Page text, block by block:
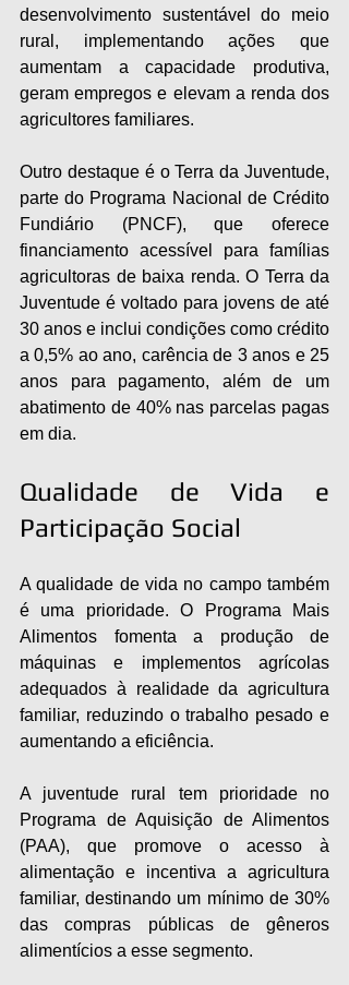
desenvolvimento sustentável do meio
rural, implementando ações que
aumentam a capacidade produtiva,
geram empregos e elevam a renda dos
agricultores familiares.
Outro destaque é o Terra da Juventude,
parte do Programa Nacional de Crédito
Fundiário (PNCF), que oferece
financiamento acessível para famílias
agricultoras de baixa renda. O Terra da
Juventude é voltado para jovens de até
30 anos e inclui condições como crédito
a 0,5% ao ano, carência de 3 anos e 25
anos para pagamento, além de um
abatimento de 40% nas parcelas pagas
em dia.
Qualidade de Vida e
Participação Social
A qualidade de vida no campo também
é uma prioridade. O Programa Mais
Alimentos fomenta a produção de
máquinas e implementos agrícolas
adequados à realidade da agricultura
familiar, reduzindo o trabalho pesado e
aumentando a eficiência.
A juventude rural tem prioridade no
Programa de Aquisição de Alimentos
(PAA), que promove o acesso à
alimentação e incentiva a agricultura
familiar, destinando um mínimo de 30%
das compras públicas de gêneros
alimentícios a esse segmento.